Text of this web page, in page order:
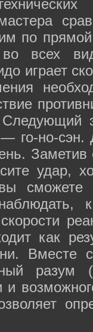
по
всех
играет
го-но-
удар,
сможете
как
Вместе
разум
и